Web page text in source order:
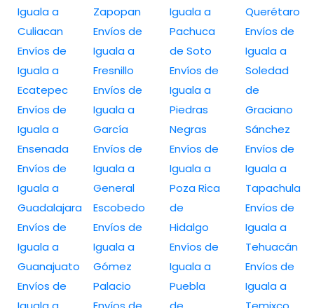
Iguala a
Culiacan
Envíos de
Iguala a
Ecatepec
Envíos de
Iguala a
Ensenada
Envíos de
Iguala a
Guadalajara
Envíos de
Iguala a
Guanajuato
Envíos de
Zapopan
Envíos de
Iguala a
Fresnillo
Envíos de
Iguala a
García
Envíos de
Iguala a
General
Escobedo
Envíos de
Iguala a
Gómez
Palacio
Iguala a
Pachuca
de Soto
Envíos de
Iguala a
Piedras
Negras
Envíos de
Iguala a
Poza Rica
de
Hidalgo
Envíos de
Iguala a
Puebla
Querétaro
Envíos de
Iguala a
Soledad
de
Graciano
Sánchez
Envíos de
Iguala a
Tapachula
Envíos de
Iguala a
Tehuacán
Envíos de
Iguala a